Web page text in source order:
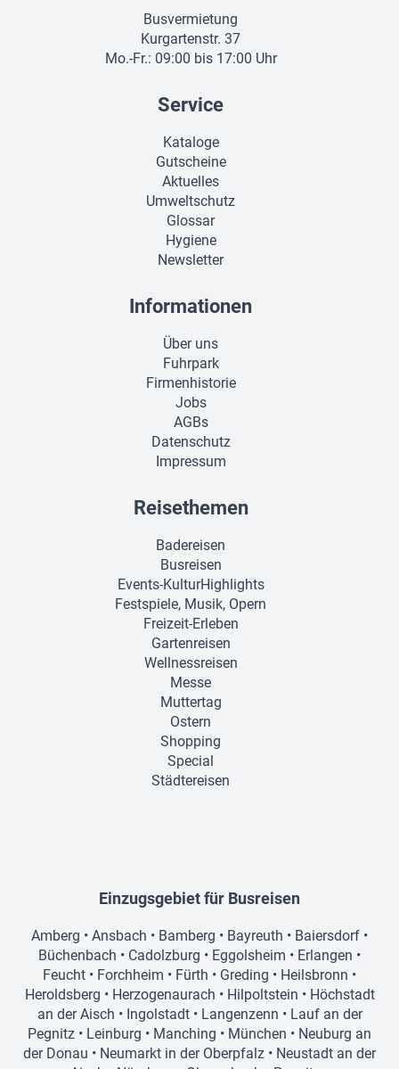
Busvermietung
Kurgartenstr. 37
Mo.-Fr.: 09:00 bis 17:00 Uhr
Service
Kataloge
Gutscheine
Aktuelles
Umweltschutz
Glossar
Hygiene
Newsletter
Informationen
Über uns
Fuhrpark
Firmenhistorie
Jobs
AGBs
Datenschutz
Impressum
Reisethemen
Badereisen
Busreisen
Events-KulturHighlights
Festspiele, Musik, Opern
Freizeit-Erleben
Gartenreisen
Wellnessreisen
Messe
Muttertag
Ostern
Shopping
Special
Städtereisen
Einzugsgebiet für Busreisen
Amberg • Ansbach • Bamberg • Bayreuth • Baiersdorf •
Büchenbach • Cadolzburg • Eggolsheim • Erlangen •
Feucht • Forchheim • Fürth • Greding • Heilsbronn •
Heroldsberg • Herzogenaurach • Hilpoltstein • Höchstadt
an der Aisch • Ingolstadt• Langenzenn • Lauf an der
Pegnitz • Leinburg • Manching • München • Neuburg an
der Donau • Neumarkt in der Oberpfalz • Neustadt an der